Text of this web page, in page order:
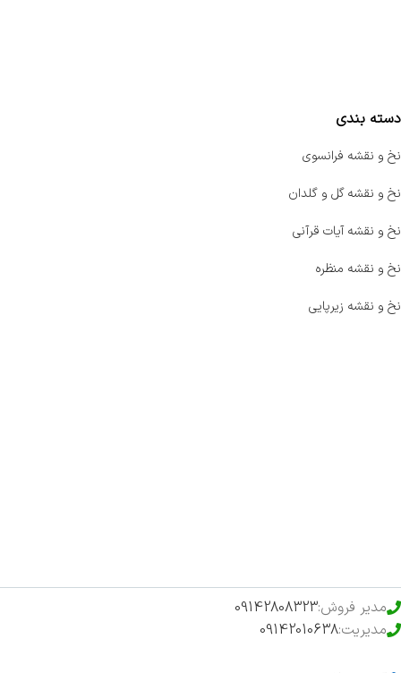
دسته بندی
نخ و نقشه فرانسوی
نخ و نقشه گل و گلدان
نخ و نقشه آیات قرآنی
نخ و نقشه منظره
نخ و نقشه زیرپایی
مدیر فروش:09142808323
مدیریت:09142010638